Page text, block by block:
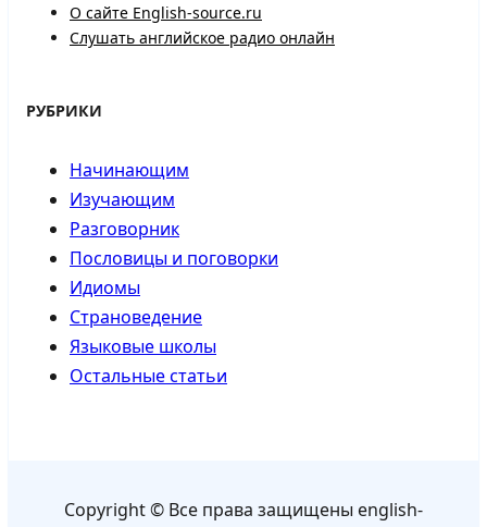
О сайте English-source.ru
Слушать английское радио онлайн
РУБРИКИ
Начинающим
Изучающим
Разговорник
Пословицы и поговорки
Идиомы
Страноведение
Языковые школы
Остальные статьи
Copyright © Все права защищены english-